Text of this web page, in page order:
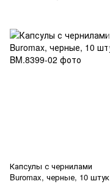
Капсулы с чернилами
Buromax, черные, 10 штук